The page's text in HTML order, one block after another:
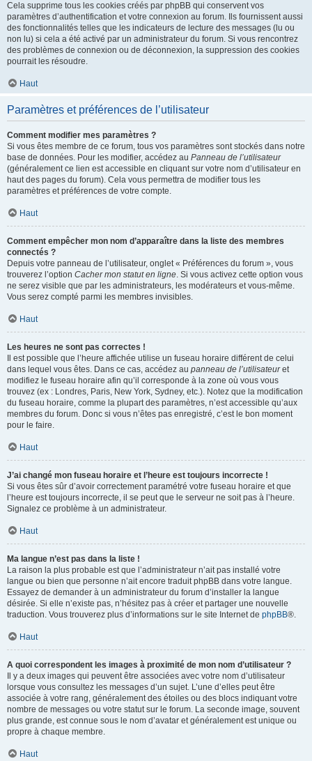
Cela supprime tous les cookies créés par phpBB qui conservent vos
paramètres d’authentification et votre connexion au forum. Ils fournissent aussi
des fonctionnalités telles que les indicateurs de lecture des messages (lu ou
non lu) si cela a été activé par un administrateur du forum. Si vous rencontrez
des problèmes de connexion ou de déconnexion, la suppression des cookies
pourrait les résoudre.
Haut
Paramètres et préférences de l’utilisateur
Comment modifier mes paramètres ?
Si vous êtes membre de ce forum, tous vos paramètres sont stockés dans notre
base de données. Pour les modifier, accédez au Panneau de l’utilisateur
(généralement ce lien est accessible en cliquant sur votre nom d’utilisateur en
haut des pages du forum). Cela vous permettra de modifier tous les
paramètres et préférences de votre compte.
Haut
Comment empêcher mon nom d’apparaître dans la liste des membres
connectés ?
Depuis votre panneau de l’utilisateur, onglet « Préférences du forum », vous
trouverez l’option Cacher mon statut en ligne. Si vous activez cette option vous
ne serez visible que par les administrateurs, les modérateurs et vous-même.
Vous serez compté parmi les membres invisibles.
Haut
Les heures ne sont pas correctes !
Il est possible que l’heure affichée utilise un fuseau horaire différent de celui
dans lequel vous êtes. Dans ce cas, accédez au panneau de l’utilisateuret
modifiez le fuseau horaire afin qu’il corresponde à la zone où vous vous
trouvez (ex : Londres, Paris, New York, Sydney, etc.). Notez que la modification
du fuseau horaire, comme la plupart des paramètres, n’est accessible qu’aux
membres du forum. Donc si vous n’êtes pas enregistré, c’est le bon moment
pour le faire.
Haut
J’ai changé mon fuseau horaire et l’heure est toujours incorrecte !
Si vous êtes sûr d’avoir correctement paramétré votre fuseau horaire et que
l’heure est toujours incorrecte, il se peut que le serveur ne soit pas à l’heure.
Signalez ce problème à un administrateur.
Haut
Ma langue n’est pas dans la liste !
La raison la plus probable est que l’administrateur n’ait pas installé votre
langue ou bien que personne n’ait encore traduit phpBB dans votre langue.
Essayez de demander à un administrateur du forum d’installer la langue
désirée. Si elle n’existe pas, n’hésitez pas à créer et partager une nouvelle
traduction. Vous trouverez plus d’informations sur le site Internet de phpBB®.
Haut
A quoi correspondent les images à proximité de mon nom d’utilisateur ?
Il y a deux images qui peuvent être associées avec votre nom d’utilisateur
lorsque vous consultez les messages d’un sujet. L’une d’elles peut être
associée à votre rang, généralement des étoiles ou des blocs indiquant votre
nombre de messages ou votre statut sur le forum. La seconde image, souvent
plus grande, est connue sous le nom d’avatar et généralement est unique ou
propre à chaque membre.
Haut